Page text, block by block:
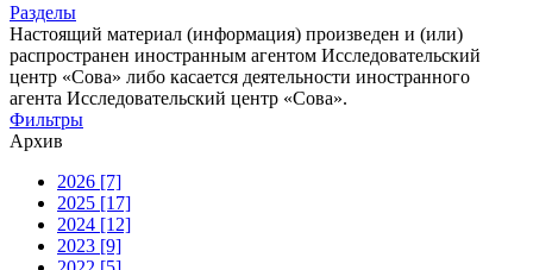
Разделы
Настоящий материал (информация) произведен и (или)
распространен иностранным агентом Исследовательский
центр «Сова» либо касается деятельности иностранного
агента Исследовательский центр «Сова».
Фильтры
Архив
2026 [7]
2025 [17]
2024 [12]
2023 [9]